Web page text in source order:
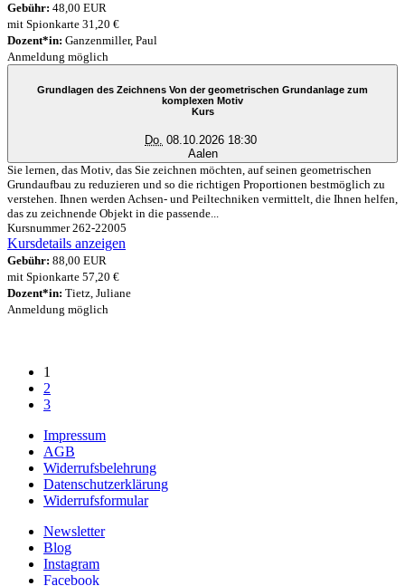
Gebühr: 48,00 EUR
mit Spionkarte 31,20 €
Dozent*in: Ganzenmiller, Paul
Anmeldung möglich
Grundlagen des Zeichnens Von der geometrischen Grundanlage zum
komplexen Motiv
Kurs
Do. 08.10.2026 18:30
Aalen
Sie lernen, das Motiv, das Sie zeichnen möchten, auf seinen geometrischen
Grundaufbau zu reduzieren und so die richtigen Proportionen bestmöglich zu
verstehen. Ihnen werden Achsen- und Peiltechniken vermittelt, die Ihnen helfen,
das zu zeichnende Objekt in die passende...
Kursnummer 262-22005
Kursdetails anzeigen
Gebühr: 88,00 EUR
mit Spionkarte 57,20 €
Dozent*in: Tietz, Juliane
Anmeldung möglich
1
2
3
Impressum
AGB
Widerrufsbelehrung
Datenschutzerklärung
Widerrufsformular
Newsletter
Blog
Instagram
Facebook